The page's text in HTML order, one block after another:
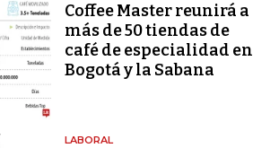
Coffee Master reunirá a
más de 50 tiendas de
café de especialidad en
Bogotá y la Sabana
LABORAL